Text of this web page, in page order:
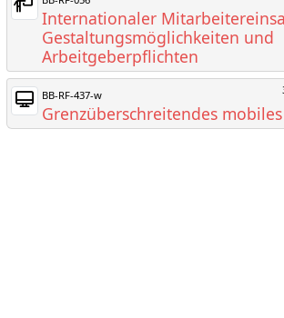
Internationaler
Gestaltungsmöglichkeiten und
Arbeitgeberpflichten
BB-RF-437-w
Grenzüberschreitendes